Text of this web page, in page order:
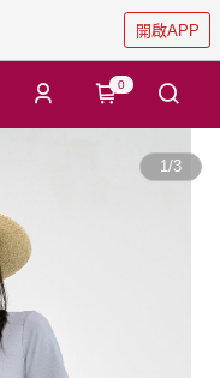
開啟APP
0
1/3